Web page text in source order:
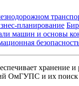
планирование
машин и основы
хранение
ОмГУПС и их